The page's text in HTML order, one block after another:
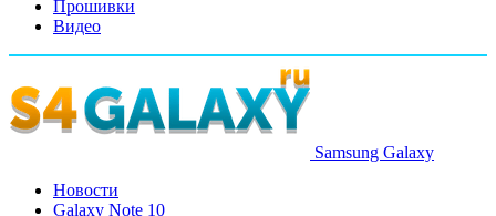
Прошивки
Видео
Samsung Galaxy
Новости
Galaxy Note 10